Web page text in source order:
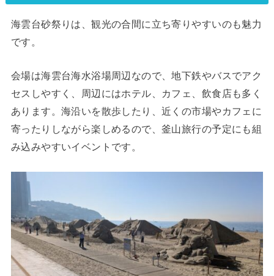
海雲台砂祭りは、観光の合間に立ち寄りやすいのも魅力
です。
会場は海雲台海水浴場周辺なので、地下鉄やバスでアク
セスしやすく、周辺にはホテル、カフェ、飲食店も多く
あります。海沿いを散歩したり、近くの市場やカフェに
寄ったりしながら楽しめるので、釜山旅行の予定にも組
み込みやすいイベントです。